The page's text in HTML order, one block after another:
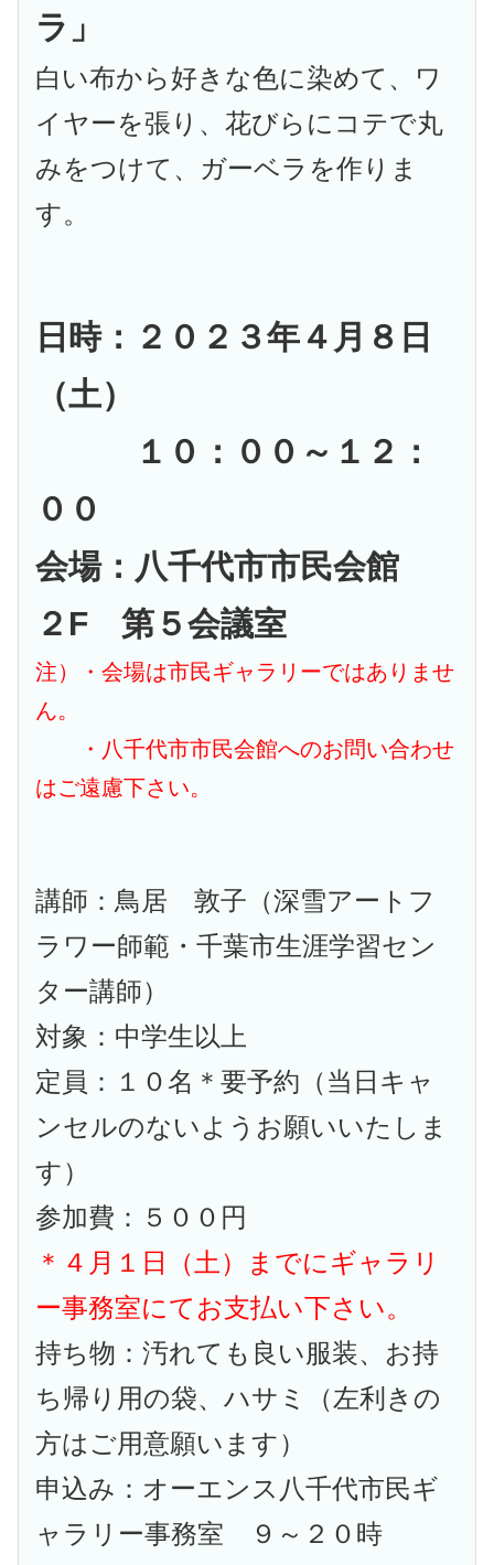
ラ」
白い布から好きな色に染めて、ワ
イヤーを張り、花びらにコテで丸
みをつけて、ガーベラを作りま
す。
日時：２０２３年４月８日
（土）
１０：００～１２：
００
会場：八千代市市民会館
２F 第５会議室
注）・会場は市民ギャラリーではありませ
ん。
・八千代市市民会館へのお問い合わせ
はご遠慮下さい。
講師：鳥居 敦子（深雪アートフ
ラワー師範・千葉市生涯学習セン
ター講師）
対象：中学生以上
定員：１０名＊要予約（当日キャ
ンセルのないようお願いいたしま
す）
参加費：５００円
＊４月１日（土）までにギャラリ
ー事務室にてお支払い下さい。
持ち物：汚れても良い服装、お持
ち帰り用の袋、ハサミ（左利きの
方はご用意願います）
申込み：オーエンス八千代市民ギ
ャラリー事務室 ９～２０時